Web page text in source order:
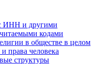
ИНН и другими
кодами
в обществе в целом
права человека
структуры